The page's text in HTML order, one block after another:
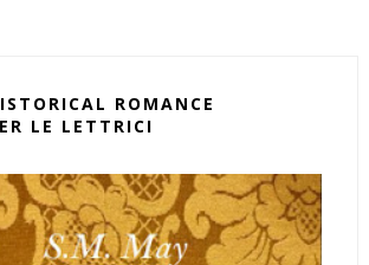
ROMANCE
LE LETTRICI